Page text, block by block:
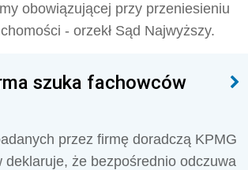
obowiązującej przy przeniesieniu
- orzekł Sąd Najwyższy.
szuka fachowców
przez firmę doradczą KPMG
deklaruje, że bezpośrednio odczuwa